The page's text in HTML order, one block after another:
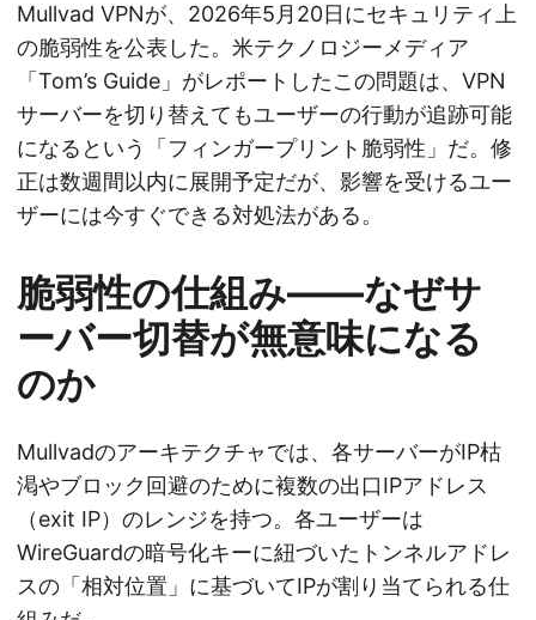
Mullvad VPNが、2026年5月20日にセキュリティ上
の脆弱性を公表した。米テクノロジーメディア
「Tom’s Guide」がレポートしたこの問題は、VPN
サーバーを切り替えてもユーザーの行動が追跡可能
になるという「フィンガープリント脆弱性」だ。修
正は数週間以内に展開予定だが、影響を受けるユー
ザーには今すぐできる対処法がある。
脆弱性の仕組み――なぜサ
ーバー切替が無意味になる
のか
Mullvadのアーキテクチャでは、各サーバーがIP枯
渇やブロック回避のために複数の出口IPアドレス
（exit IP）のレンジを持つ。各ユーザーは
WireGuardの暗号化キーに紐づいたトンネルアドレ
スの「相対位置」に基づいてIPが割り当てられる仕